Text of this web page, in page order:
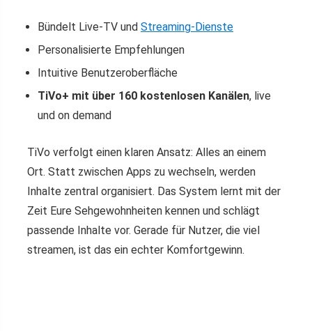
Bündelt Live-TV und Streaming-Dienste
Personalisierte Empfehlungen
Intuitive Benutzeroberfläche
TiVo+ mit über 160 kostenlosen Kanälen, live
und on demand
TiVo verfolgt einen klaren Ansatz: Alles an einem
Ort. Statt zwischen Apps zu wechseln, werden
Inhalte zentral organisiert. Das System lernt mit der
Zeit Eure Sehgewohnheiten kennen und schlägt
passende Inhalte vor. Gerade für Nutzer, die viel
streamen, ist das ein echter Komfortgewinn.